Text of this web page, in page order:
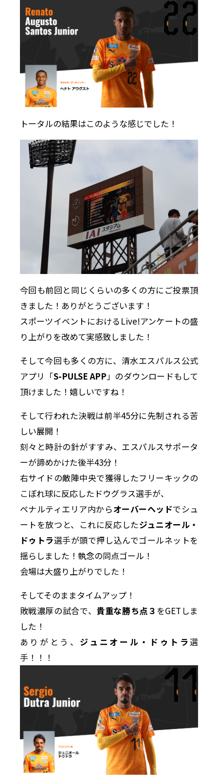
トータルの結果はこのような感じでした！
今回も前回と同じくらいの多くの方にご投票頂
きました！ありがとうございます！
スポーツイベントにおけるLive!アンケートの盛
り上がりを改めて実感致しました！
そして今回も多くの方に、清水エスパルス公式
アプリ「S-PULSE APP 」のダウンロードもして
頂けました！嬉しいですね！
そして行われた決戦は前半45分に先制される苦
しい展開！
刻々と時計の針がすすみ、エスパルスサポータ
ーが諦めかけた後半43分！
右サイドの敵陣中央で獲得したフリーキックの
こぼれ球に反応したドウグラス選手が、
ペナルティエリア内からオーバーヘッドでシュ
ートを放つと、これに反応したジュニオール・
ドゥトラ選手が頭で押し込んでゴールネットを
揺らしました！執念の同点ゴール！
会場は大盛り上がりでした！
そしてそのままタイムアップ！
敗戦濃厚の試合で、 貴重な勝ち点３ をGETしま
した！
ありがとう、 ジュニオール・ドゥトラ選
手！！！